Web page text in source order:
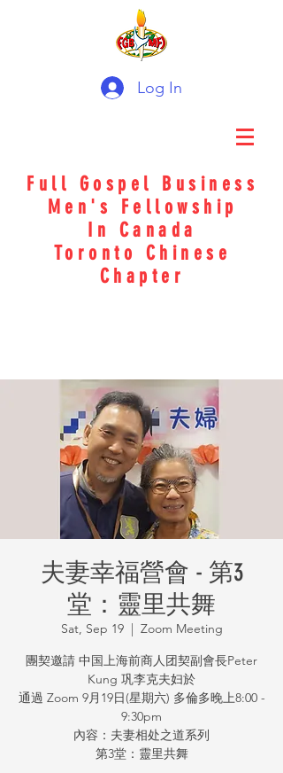
Log In
Full Gospel Business
Men's Fellowship
In Canada
Toronto Chinese
Chapter
夫妻幸福營會 - 第3
堂：靈里共舞
Sat, Sep 19
  |
Zoom Meeting
團契邀請 中国上海前商人团契副會長Peter
Kung 巩李克夫妇於
通過 Zoom 9月19日(星期六) 多倫多晚上8:00 -
9:30pm
內容：夫妻相处之道系列
第3堂：靈里共舞